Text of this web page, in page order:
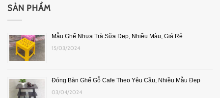
SẢN PHẨM
Mẫu Ghế Nhựa Trà Sữa Đẹp, Nhiều Màu, Giá Rẻ
15/03/2024
Đóng Bàn Ghế Gỗ Cafe Theo Yêu Cầu, Nhiều Mẫu Đẹp
03/04/2024